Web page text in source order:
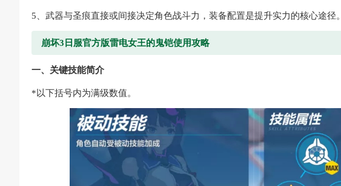
5、武器与圣痕直接或间接决定角色战斗力，装备配置是提升实力的核心途径。
崩坏3日服官方版雷电女王的鬼铠使用攻略
一、关键技能简介
*以下括号内为满级数值。